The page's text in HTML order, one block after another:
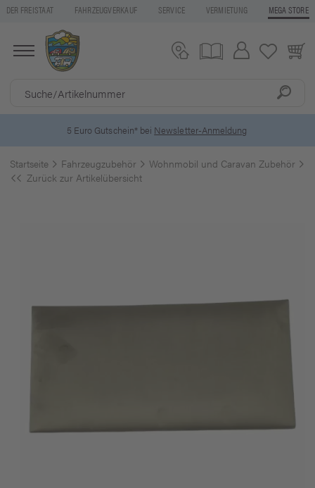
DER FREISTAAT FAHRZEUGVERKAUF SERVICE VERMIETUNG MEGA STORE
5 Euro Gutschein* bei Newsletter-Anmeldung
Startseite Fahrzeugzubehör Wohnmobil und Caravan Zubehör
Zurück zur Artikelübersicht